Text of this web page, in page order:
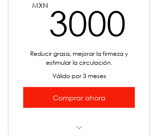
MXN 3000
Reducir grasa, mejorar la firmeza y
estimular la circulación.
Válido por 3 meses
Comprar ahora